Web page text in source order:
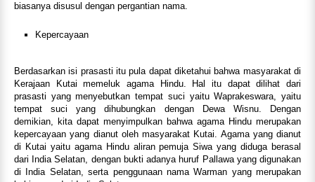
biasanya disusul dengan pergantian nama.
Kepercayaan
Berdasarkan isi prasasti itu pula dapat diketahui bahwa masyarakat di
Kerajaan Kutai memeluk agama Hindu. Hal itu dapat dilihat dari
prasasti yang menyebutkan tempat suci yaitu Waprakeswara, yaitu
tempat suci yang dihubungkan dengan Dewa Wisnu. Dengan
demikian, kita dapat menyimpulkan bahwa agama Hindu merupakan
kepercayaan yang dianut oleh masyarakat Kutai. Agama yang dianut
di Kutai yaitu agama Hindu aliran pemuja Siwa yang diduga berasal
dari India Selatan, dengan bukti adanya huruf Pallawa yang digunakan
di India Selatan, serta penggunaan nama Warman yang merupakan